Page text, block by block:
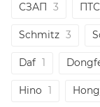
СЗАП 3 ПТС
Schmitz 3
Daf 1
Hino 1